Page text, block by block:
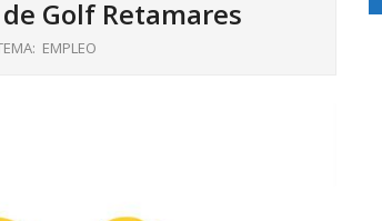
Golf Retamares
EMPLEO